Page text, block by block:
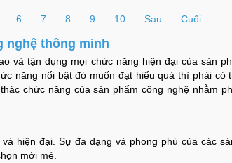
6 7 8 9 10 Sau Cuối
nghệ thông minh
và tận dụng mọi chức năng hiện đại của sản
năng nổi bật đó muốn đạt hiểu quả thì phải có
chức năng của sản phẩm công nghệ nhằm
hiện đại. Sự đa dạng và phong phú của các
mới mẻ.